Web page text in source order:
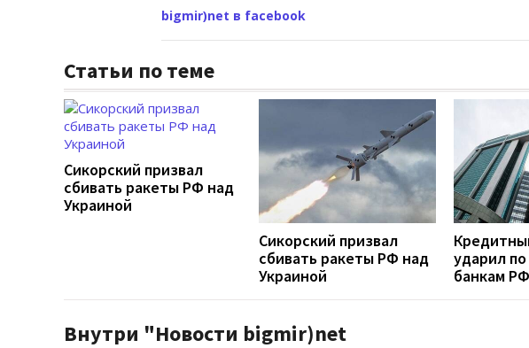
bigmir)net в facebook
Статьи по теме
Сикорский призвал
сбивать ракеты РФ над
Украиной
Сикорский призвал
сбивать ракеты РФ над
Украиной
ударил
банкам
Внутри "Новости bigmir)net